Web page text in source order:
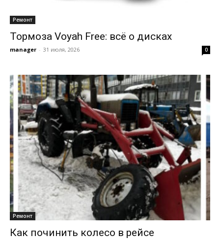
Ремонт
Тормоза Voyah Free: всё о дисках
manager - 31 июля, 2026 0
Ремонт
Как починить колесо в рейсе